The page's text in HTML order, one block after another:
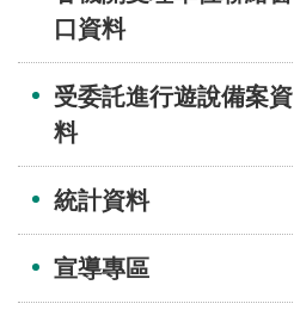
口資料
受委託進行遊說備案資
料
統計資料
宣導專區